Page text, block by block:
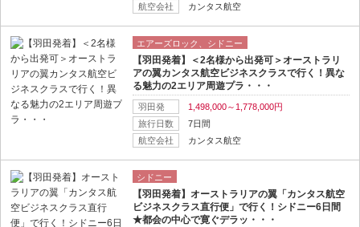
航空会社
カンタス航空
エアーズロック、シドニー
【羽田発着】＜2名様から出発可＞オーストラリ
アの翼カンタス航空ビジネスクラスで行く！異な
る魅力の2エリア周遊プラ・・・
羽田発
1,498,000～1,778,000円
旅行日数
7日間
航空会社
カンタス航空
シドニー
【羽田発着】オーストラリアの翼「カンタス航空
ビジネスクラス直行便」で行く！シドニー6日間
★都会の中心で寛ぐデラッ・・・